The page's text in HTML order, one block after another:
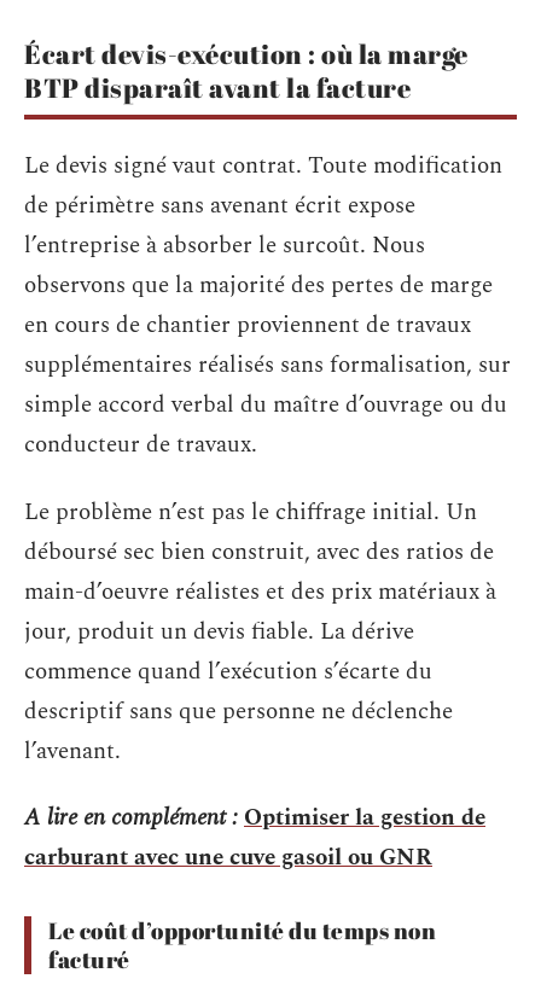
Écart devis-exécution : où la marge
BTP disparaît avant la facture
Le devis signé vaut contrat. Toute modification
de périmètre sans avenant écrit expose
l’entreprise à absorber le surcoût. Nous
observons que la majorité des pertes de marge
en cours de chantier proviennent de travaux
supplémentaires réalisés sans formalisation, sur
simple accord verbal du maître d’ouvrage ou du
conducteur de travaux.
Le problème n’est pas le chiffrage initial. Un
déboursé sec bien construit, avec des ratios de
main-d’oeuvre réalistes et des prix matériaux à
jour, produit un devis fiable. La dérive
commence quand l’exécution s’écarte du
descriptif sans que personne ne déclenche
l’avenant.
A lire en complément :Optimiser la gestion de
carburant avec une cuve gasoil ou GNR
Le coût d’opportunité du temps non
facturé